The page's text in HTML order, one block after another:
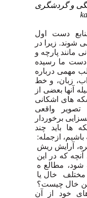
و گردشگری
دست اول
زیرا در
مانند پارچه و
ما رسیده
مهمی درباره
زبان، و خط
آنها بعضی از
های اشکانی
تصویر واقعی
برخوردار
ها باید چند
ازجمله:
آرایش ریش
که در این
شود، مطالع ه
خال یا
خال چیست؟
خود از آن